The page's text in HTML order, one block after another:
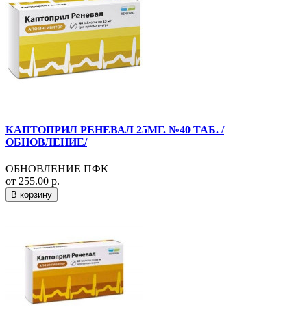
КАПТОПРИЛ РЕНЕВАЛ 25МГ. №40 ТАБ. /
ОБНОВЛЕНИЕ/
ОБНОВЛЕНИЕ ПФК
от 255.00 р.
В корзину